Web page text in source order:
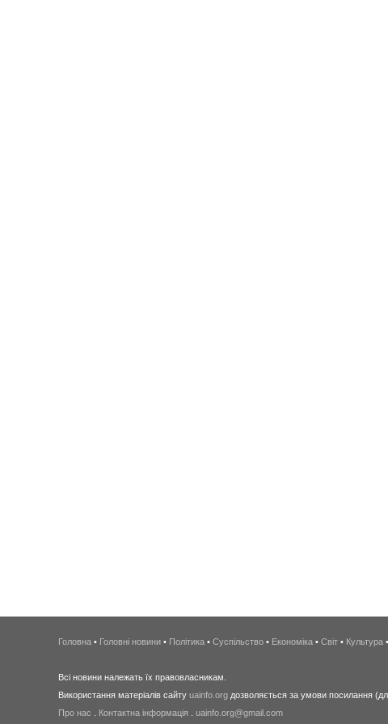
Головна • Головні новини • Політика • Суспільство • Економіка • Світ • Культура •
Всі новини належать їх правовласникам.
Використання матеріалів сайту uainfo.org дозволяється за умови посилання
Про нас
Контактна інформація uainfo.org@gmail.com